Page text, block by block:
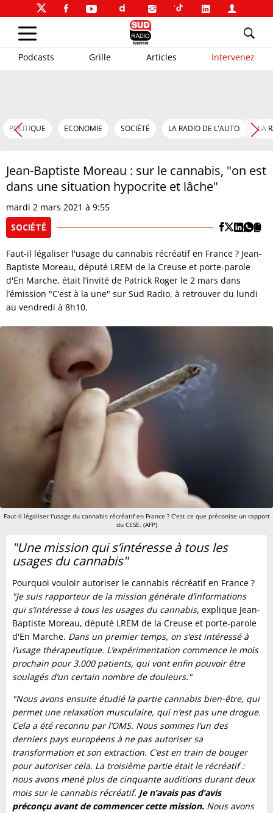
Podcasts Grille Articles Intervenez
POLITIQUE ECONOMIE SOCIÉTÉ LA RADIO DE L'AUTO LA
Jean-Baptiste Moreau : sur le cannabis, "on est
dans une situation hypocrite et lâche"
mardi 2 mars 2021 à 9:55
SOCIÉTÉ
Faut-il légaliser l'usage du cannabis récréatif en France ? Jean-
Baptiste Moreau, député LREM de la Creuse et porte-parole
d'En Marche, était l’invité de Patrick Roger le 2 mars dans
l’émission "C’est à la une" sur Sud Radio, à retrouver du lundi
au vendredi à 8h10.
Faut-il légaliser l'usage du cannabis récréatif en France ? C'est ce que préconise un rapport
du CESE. (AFP)
"Une mission qui s’intéresse à tous les
usages du cannabis"
Pourquoi vouloir autoriser le cannabis récréatif en France ?
"Je suis rapporteur de la mission générale d’informations
qui s’intéresse à tous les usages du cannabis, explique Jean-
Baptiste Moreau, député LREM de la Creuse et porte-parole
d'En Marche. Dans un premier temps, on s’est intéressé à
l’usage thérapeutique. L’expérimentation commence le mois
prochain pour 3.000 patients, qui vont enfin pouvoir être
soulagés d’un certain nombre de douleurs."
"Nous avons ensuite étudié la partie cannabis bien-être, qui
permet une relaxation musculaire, qui n’est pas une drogue.
Cela a été reconnu par l’OMS. Nous sommes l’un des
derniers pays européens à ne pas autoriser sa
transformation et son extraction. C’est en train de bouger
pour autoriser cela. La troisième partie était le récréatif :
nous avons mené plus de cinquante auditions durant deux
mois sur le cannabis récréatif. Je n’avais pas d’avis
préconçu avant de commencer cette mission. Nous avons